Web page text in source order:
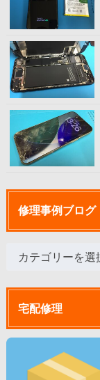
修理事例ブログ
宅配修理